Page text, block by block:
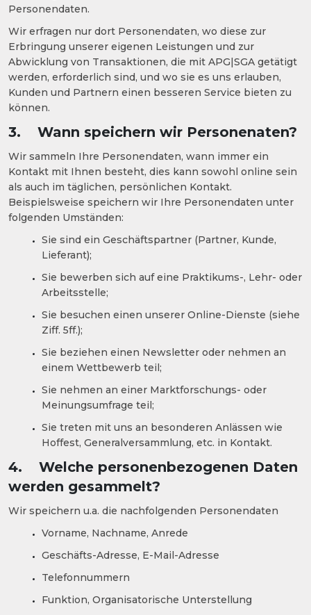
Personendaten.
Wir erfragen nur dort Personendaten, wo diese zur
Erbringung unserer eigenen Leistungen und zur
Abwicklung von Transaktionen, die mit APG|SGA getätigt
werden, erforderlich sind, und wo sie es uns erlauben,
Kunden und Partnern einen besseren Service bieten zu
können.
3. Wann speichern wir Personenaten?
Wir sammeln Ihre Personendaten, wann immer ein
Kontakt mit Ihnen besteht, dies kann sowohl online sein
als auch im täglichen, persönlichen Kontakt.
Beispielsweise speichern wir Ihre Personendaten unter
folgenden Umständen:
Sie sind ein Geschäftspartner (Partner, Kunde,
Lieferant);
Sie bewerben sich auf eine Praktikums-, Lehr- oder
Arbeitsstelle;
Sie besuchen einen unserer Online-Dienste (siehe
Ziff. 5ff.);
Sie beziehen einen Newsletter oder nehmen an
einem Wettbewerb teil;
Sie nehmen an einer Marktforschungs- oder
Meinungsumfrage teil;
Sie treten mit uns an besonderen Anlässen wie
Hoffest, Generalversammlung, etc. in Kontakt.
4. Welche personenbezogenen Daten
werden gesammelt?
Wir speichern u.a. die nachfolgenden Personendaten
Vorname, Nachname, Anrede
Geschäfts-Adresse, E-Mail-Adresse
Telefonnummern
Funktion, Organisatorische Unterstellung